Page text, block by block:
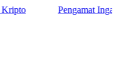
Pengamat Ingatkan